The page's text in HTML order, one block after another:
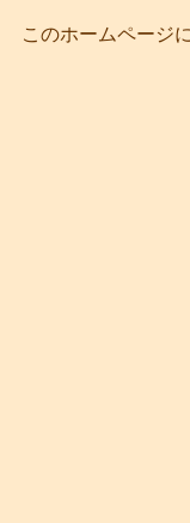
このホームページ